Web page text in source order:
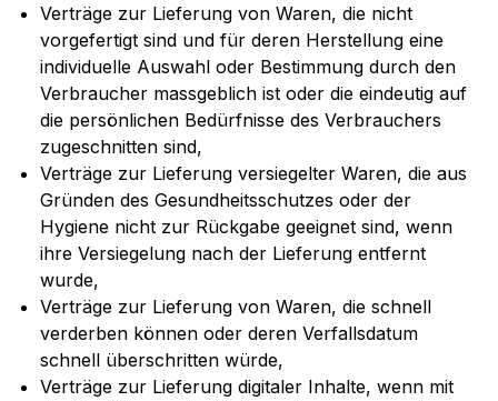
Verträge zur Lieferung von Waren, die nicht
vorgefertigt sind und für deren Herstellung eine
individuelle Auswahl oder Bestimmung durch den
Verbraucher massgeblich ist oder die eindeutig auf
die persönlichen Bedürfnisse des Verbrauchers
zugeschnitten sind,
Verträge zur Lieferung versiegelter Waren, die aus
Gründen des Gesundheitsschutzes oder der
Hygiene nicht zur Rückgabe geeignet sind, wenn
ihre Versiegelung nach der Lieferung entfernt
wurde,
Verträge zur Lieferung von Waren, die schnell
verderben können oder deren Verfallsdatum
schnell überschritten würde,
Verträge zur Lieferung digitaler Inhalte, wenn mit